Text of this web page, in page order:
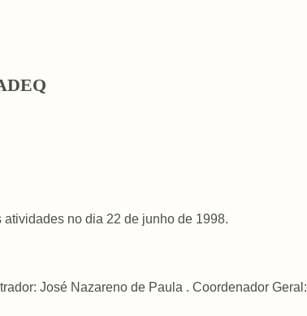
no dia 22 de junho de 1998.
José Nazareno de Paula . Coordenador Geral: